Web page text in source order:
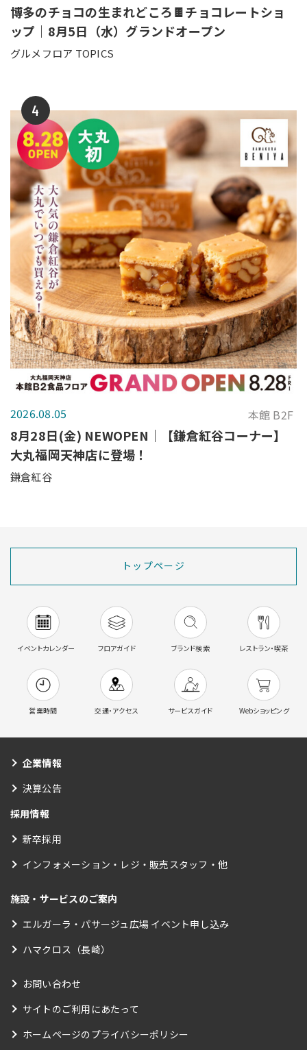
博多のチョコの生まれどころ🍫チョコレートショ
ップ｜8月5日（水）グランドオープン
グルメフロア TOPICS
4
2026.08.05 本館 B2F
8月28日(金) NEWOPEN｜【鎌倉紅谷コーナー】
大丸福岡天神店に登場！
鎌倉紅谷
トップページ
イベントカレンダー フロアガイド ブランド検索 レストラン・喫茶
営業時間 交通・アクセス サービスガイド Webショッピング
企業情報
決算公告
採用情報
新卒採用
インフォメーション・レジ・販売スタッフ・他
施設・サービスのご案内
エルガーラ・パサージュ広場 イベント申し込み
ハマクロス（長崎）
お問い合わせ
サイトのご利用にあたって
ホームページのプライバシーポリシー